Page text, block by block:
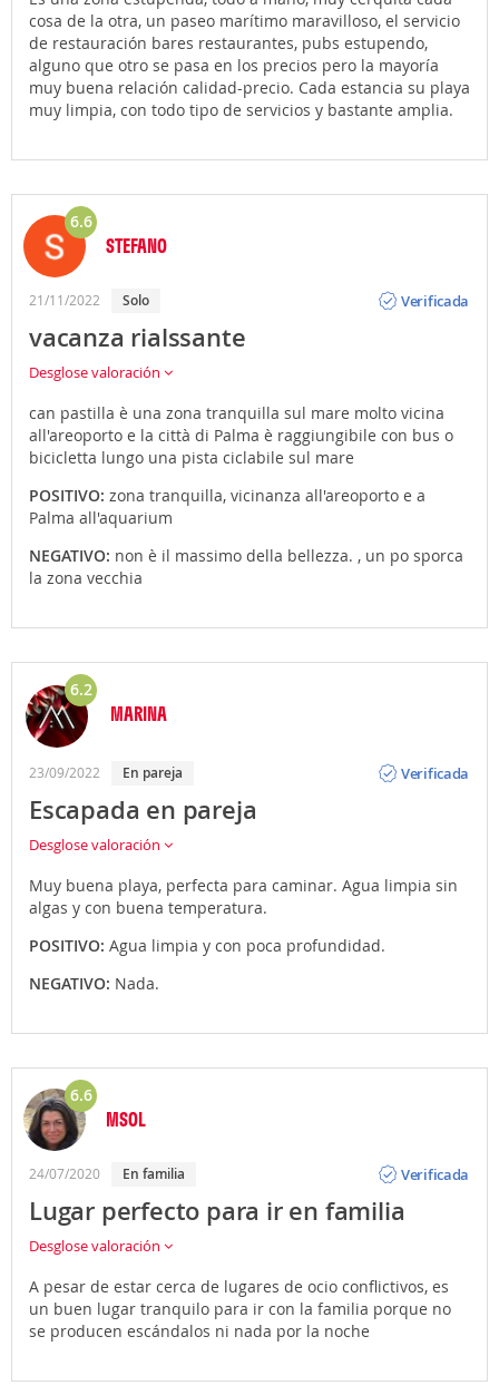
cosa de la otra, un paseo marítimo maravilloso, el servicio
de restauración bares restaurantes, pubs estupendo,
alguno que otro se pasa en los precios pero la mayoría
muy buena relación calidad-precio. Cada estancia su playa
muy limpia, con todo tipo de servicios y bastante amplia.
6.6
STEFANO
21/11/2022 Solo
Verificada
vacanza rialssante
Desglose valoración
can pastilla è una zona tranquilla sul mare molto vicina
all'areoporto e la città di Palma è raggiungibile con bus o
bicicletta lungo una pista ciclabile sul mare
POSITIVO: zona tranquilla, vicinanza all'areoporto e a
Palma all'aquarium
NEGATIVO: non è il massimo della bellezza. , un po sporca
la zona vecchia
6.2
MARINA
23/09/2022 En pareja
Verificada
Escapada en pareja
Desglose valoración
Muy buena playa, perfecta para caminar. Agua limpia sin
algas y con buena temperatura.
POSITIVO: Agua limpia y con poca profundidad.
NEGATIVO: Nada.
6.6
MSOL
24/07/2020 En familia
Verificada
Lugar perfecto para ir en familia
Desglose valoración
A pesar de estar cerca de lugares de ocio conflictivos, es
un buen lugar tranquilo para ir con la familia porque no
se producen escándalos ni nada por la noche